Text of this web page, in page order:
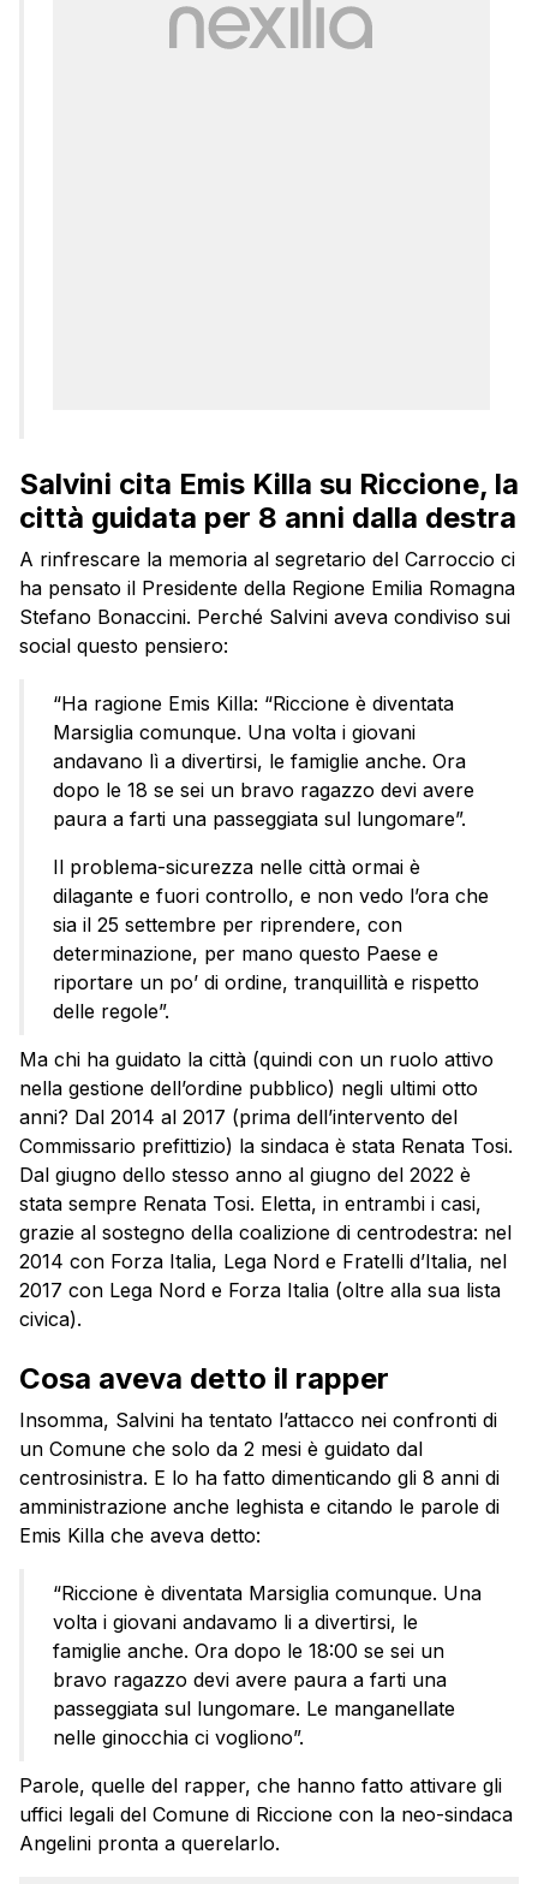
Salvini cita Emis Killa su Riccione, la
città guidata per 8 anni dalla destra
A rinfrescare la memoria al segretario del Carroccio ci
ha pensato il Presidente della Regione Emilia Romagna
Stefano Bonaccini. Perché Salvini aveva condiviso sui
social questo pensiero:
“Ha ragione Emis Killa: “Riccione è diventata
Marsiglia comunque. Una volta i giovani
andavano lì a divertirsi, le famiglie anche. Ora
dopo le 18 se sei un bravo ragazzo devi avere
paura a farti una passeggiata sul lungomare”.
Il problema-sicurezza nelle città ormai è
dilagante e fuori controllo, e non vedo l’ora che
sia il 25 settembre per riprendere, con
determinazione, per mano questo Paese e
riportare un po’ di ordine, tranquillità e rispetto
delle regole”.
Ma chi ha guidato la città (quindi con un ruolo attivo
nella gestione dell’ordine pubblico) negli ultimi otto
anni? Dal 2014 al 2017 (prima dell’intervento del
Commissario prefittizio) la sindaca è stata Renata Tosi.
Dal giugno dello stesso anno al giugno del 2022 è
stata sempre Renata Tosi. Eletta, in entrambi i casi,
grazie al sostegno della coalizione di centrodestra: nel
2014 con Forza Italia, Lega Nord e Fratelli d’Italia, nel
2017 con Lega Nord e Forza Italia (oltre alla sua lista
civica).
Cosa aveva detto il rapper
Insomma, Salvini ha tentato l’attacco nei confronti di
un Comune che solo da 2 mesi è guidato dal
centrosinistra. E lo ha fatto dimenticando gli 8 anni di
amministrazione anche leghista e citando le parole di
Emis Killa che aveva detto:
“Riccione è diventata Marsiglia comunque. Una
volta i giovani andavamo li a divertirsi, le
famiglie anche. Ora dopo le 18:00 se sei un
bravo ragazzo devi avere paura a farti una
passeggiata sul lungomare. Le manganellate
nelle ginocchia ci vogliono”.
Parole, quelle del rapper, che hanno fatto attivare gli
uffici legali del Comune di Riccione con la neo-sindaca
Angelini pronta a querelarlo.